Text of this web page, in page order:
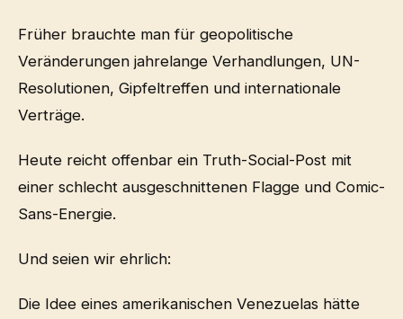
Früher brauchte man für geopolitische
Veränderungen jahrelange Verhandlungen, UN-
Resolutionen, Gipfeltreffen und internationale
Verträge.
Heute reicht offenbar ein Truth-Social-Post mit
einer schlecht ausgeschnittenen Flagge und Comic-
Sans-Energie.
Und seien wir ehrlich:
Die Idee eines amerikanischen Venezuelas hätte